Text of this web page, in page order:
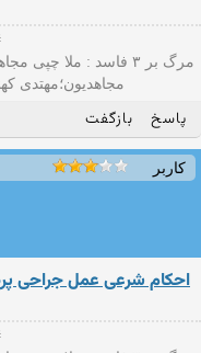
مجاهدیون؛مهتدی
پاسخ بازگفت
کاربر
احکام شرعی عمل جراحی